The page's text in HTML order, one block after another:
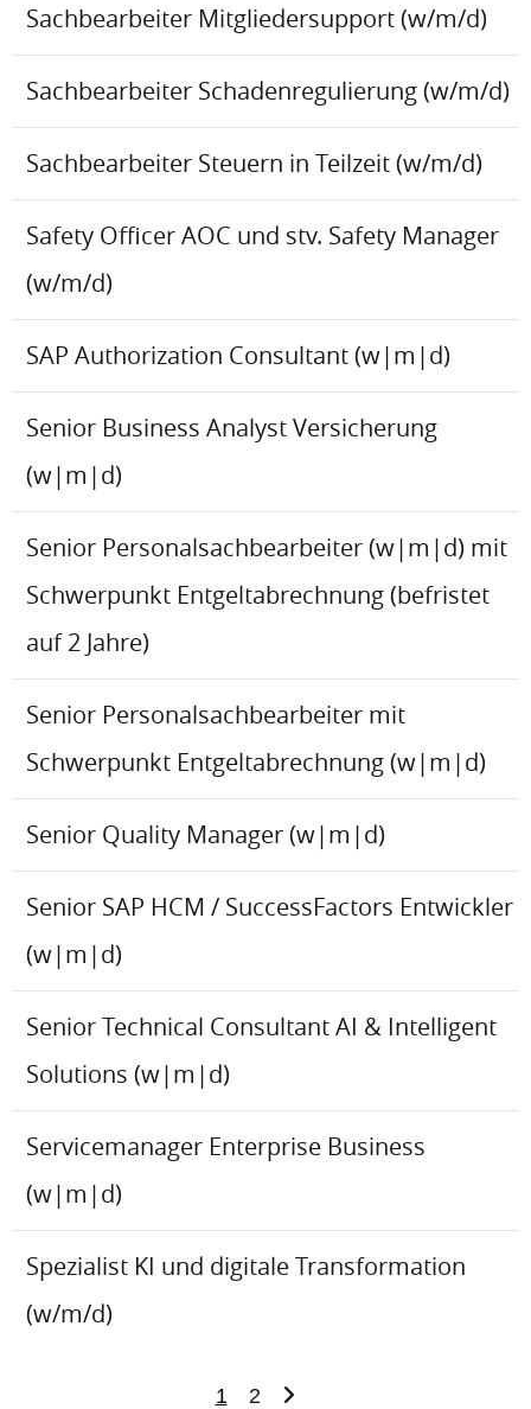
Sachbearbeiter Mitgliedersupport (w/m/d)
Sachbearbeiter Schadenregulierung (w/m/d)
Sachbearbeiter Steuern in Teilzeit (w/m/d)
Safety Officer AOC und stv. Safety Manager
(w/m/d)
SAP Authorization Consultant (w|m|d)
Senior Business Analyst Versicherung
(w|m|d)
Senior Personalsachbearbeiter (w|m|d) mit
Schwerpunkt Entgeltabrechnung (befristet
auf 2 Jahre)
Senior Personalsachbearbeiter mit
Schwerpunkt Entgeltabrechnung (w|m|d)
Senior Quality Manager (w|m|d)
Senior SAP HCM / SuccessFactors Entwickler
(w|m|d)
Senior Technical Consultant AI & Intelligent
Solutions (w|m|d)
Servicemanager Enterprise Business
(w|m|d)
Spezialist KI und digitale Transformation
(w/m/d)
1 2